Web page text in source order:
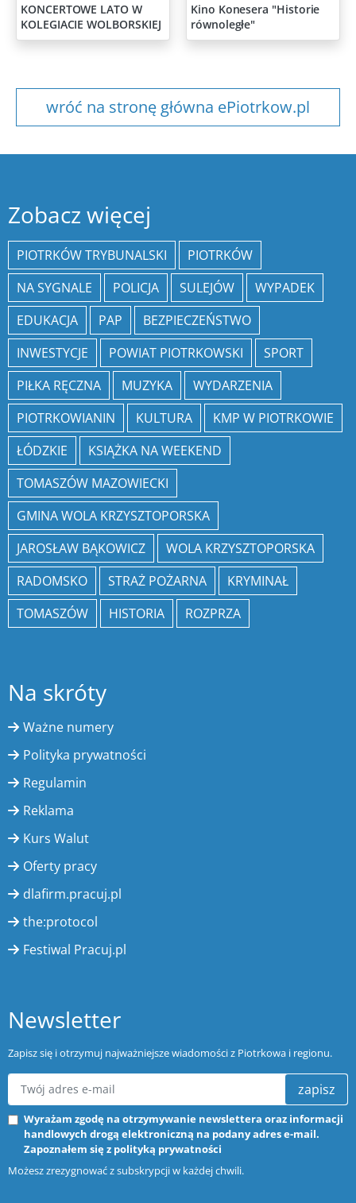
KONCERTOWE LATO W
KOLEGIACIE WOLBORSKIEJ
Kino Konesera "Historie
równoległe"
wróć na stronę główna ePiotrkow.pl
Zobacz więcej
PIOTRKÓW TRYBUNALSKI
PIOTRKÓW
NA SYGNALE
POLICJA SULEJÓW
WYPADEK
EDUKACJA
PAP
BEZPIECZEŃSTWO
INWESTYCJE
POWIAT PIOTRKOWSKI
SPORT
PIŁKA RĘCZNA
MUZYKA
WYDARZENIA
PIOTRKOWIANIN
KULTURA
KMP W PIOTRKOWIE
ŁÓDZKIE
KSIĄŻKA NA WEEKEND
TOMASZÓW MAZOWIECKI
GMINA WOLA KRZYSZTOPORSKA
JAROSŁAW BĄKOWICZ
WOLA KRZYSZTOPORSKA
RADOMSKO
STRAŻ POŻARNA
KRYMINAŁ
TOMASZÓW
HISTORIA ROZPRZA
Na skróty
Ważne numery
Polityka prywatności
Regulamin
Reklama
Kurs Walut
Oferty pracy
dlafirm.pracuj.pl
the:protocol
Festiwal Pracuj.pl
Newsletter
Zapisz się i otrzymuj najważniejsze wiadomości z Piotrkowa i regionu.
zapisz
Wyrażam zgodę na otrzymywanie newslettera oraz informacji
handlowych drogą elektroniczną na podany adres e-mail.
Zapoznałem się z polityką prywatności
Możesz zrezygnować z subskrypcji w każdej chwili.